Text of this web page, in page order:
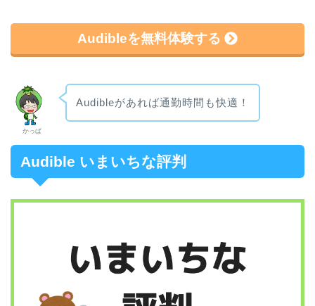
Audibleを無料体験する
かっぱ
Audibleがあれば通勤時間も快適！
Audible いまいちな評判